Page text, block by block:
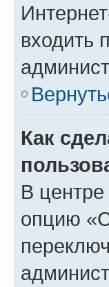
входить
Как
В
опцию